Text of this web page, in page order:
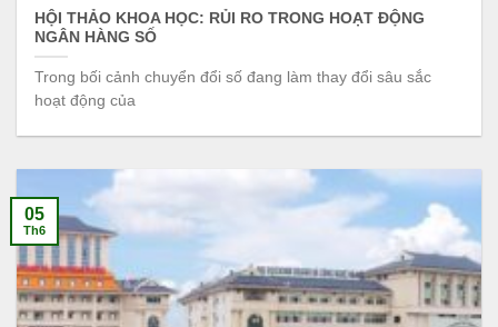
HỘI THẢO KHOA HỌC: RỦI RO TRONG HOẠT ĐỘNG
NGÂN HÀNG SỐ
Trong bối cảnh chuyển đổi số đang làm thay đổi sâu sắc
hoạt động của
05
Th6